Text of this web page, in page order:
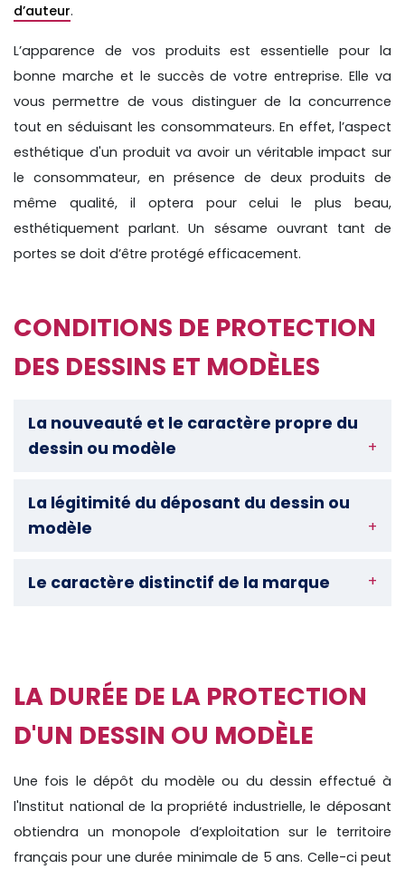
d’auteur.
L’apparence de vos produits est essentielle pour la
bonne marche et le succès de votre entreprise. Elle va
vous permettre de vous distinguer de la concurrence
tout en séduisant les consommateurs. En effet, l’aspect
esthétique d'un produit va avoir un véritable impact sur
le consommateur, en présence de deux produits de
même qualité, il optera pour celui le plus beau,
esthétiquement parlant. Un sésame ouvrant tant de
portes se doit d’être protégé efficacement.
CONDITIONS DE PROTECTION
DES DESSINS ET MODÈLES
La nouveauté et le caractère propre du
dessin ou modèle
La légitimité du déposant du dessin ou
modèle
Le caractère distinctif de la marque
LA DURÉE DE LA PROTECTION
D'UN DESSIN OU MODÈLE
Une fois le dépôt du modèle ou du dessin effectué à
l'Institut national de la propriété industrielle, le déposant
obtiendra un monopole d’exploitation sur le territoire
français pour une durée minimale de 5 ans. Celle-ci peut